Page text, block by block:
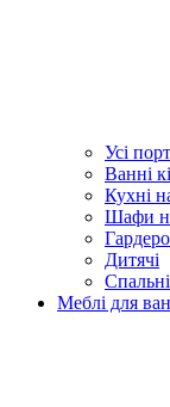
Усі
Ванні
Кухні
Шафи
Дитячі
Меблі для